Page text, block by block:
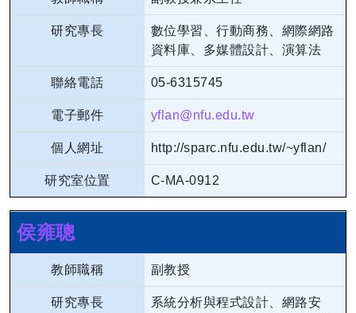
研究專長
數位學習、行動商務、網際網路
資料庫、多媒體設計、演算法
聯絡電話 05-6315745
電子郵件 yflan@nfu.edu.tw
個人網址 http://sparc.nfu.edu.tw/~yflan/
研究室位置 C-MA-0912
侯雍聰
教師職稱 副教授
研究專長
系統分析與程式設計、網路安